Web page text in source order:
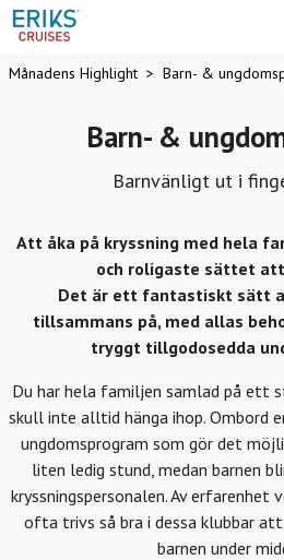
Månadens Highlight Barn- &
Barn- &
Barnvänligt ut i
Att åka på kryssning med hela
och roligaste sättet
Det är ett fantastiskt sätt
tillsammans på, med allas
tryggt tillgodosedda
Du har hela familjen samlad på ett
skull inte alltid hänga ihop. Ombord
ungdomsprogram som gör det
liten ledig stund, medan barnen
kryssningspersonalen. Av
ofta trivs så bra i dessa klubbar
barnen under